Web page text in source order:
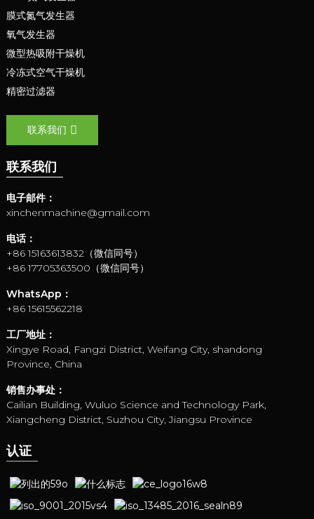
膜式氮气发生器
氧气发生器
微型热吸附干燥机
冷冻式空气干燥机
精密过滤器
联系我们
联系我们
电子邮件：
xinchenmachine@gmail.com
电话：
+86 15163613832（微信同号）
+86 17705363500（微信同号）
WhatsApp：
+86 15615562218
工厂地址：
Xingye Road, Fangzi District, Weifang City, shandong
Province, China
销售办事处：
Cailian Building, Wuluo Science and Technology Park,
Xiangcheng District, Suzhou City, Jiangsu Province
认证